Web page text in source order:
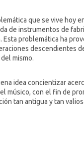
que se vive hoy
de instrumentos de
Esta problemática ha
descendientes
mismo.
idea concientizar
músico, con el fin de
tan antigua y tan